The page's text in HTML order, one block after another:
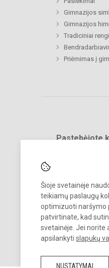
Šioje svetainėje
teikiamų paslaugų
optimizuoti naršymo
patvirtinate, kad
svetainėje. Jei norite
apsilankyti slapukų
NUSTATYMAI
Gimnazijos
Gimnazijos
Tradiciniai
Priėmimas į
Pastebėjote
© 2025. Kauno r. Babtų
Kopijuoti turinį be